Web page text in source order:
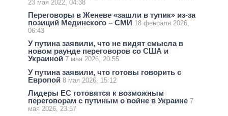
23 мая 2022, 04:38
Переговоры в Женеве «зашли в тупик» из-за
позиций Мединского – СМИ 18 февраля 2026,
06:43
У путина заявили, что не видят смысла в
новом раунде переговоров со США и
Украиной 7 мая 2026, 20:55
У путина заявили, что готовы говорить с
Европой 8 мая 2026, 15:12
Лидеры ЕС готовятся к возможным
переговорам с путиным о войне в Украине 7
мая 2026, 23:57